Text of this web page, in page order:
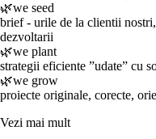
🌿we seed
brief - urile de la clientii
dezvoltarii
🌿we plant
strategii eficiente ”udate” cu
🌿we grow
proiecte originale, corecte,
Vezi mai mult